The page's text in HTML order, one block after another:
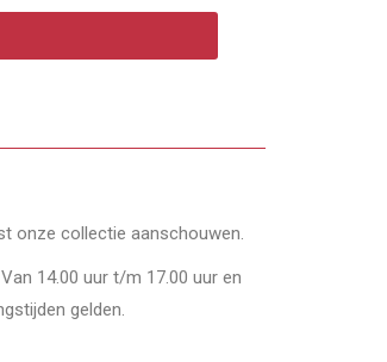
onze collectie aanschouwen.
14.00 uur t/m 17.00 uur en
gelden.